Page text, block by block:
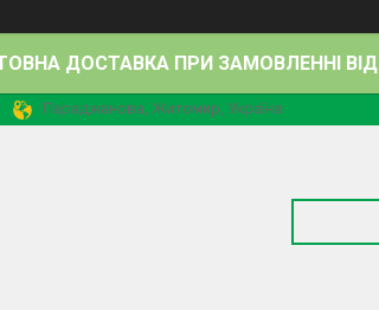
ДОСТАВКА ПРИ ЗАМОВЛЕННІ ВІД
Параджанова, Житомир, Україна